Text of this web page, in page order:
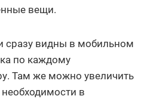
вещи.
сразу видны в мобильном
по каждому
Там же можно увеличить
в